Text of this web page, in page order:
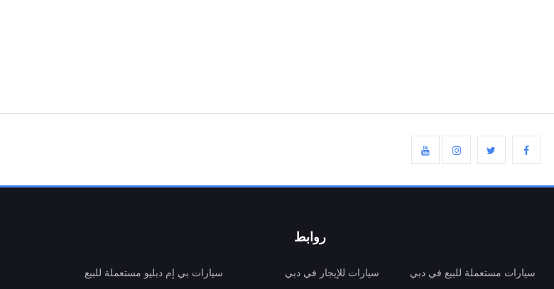
روابط
سيارات مستعملة للبيع في دبي
سيارات للإيجار في دبي
سيارات بي إم دبليو مستعملة للبيع